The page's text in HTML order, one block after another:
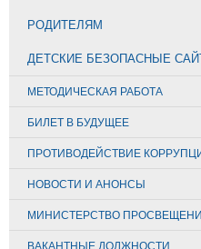
РОДИТЕЛЯМ
ДЕТСКИЕ БЕЗОПАСНЫЕ
МЕТОДИЧЕСКАЯ РАБОТА
БИЛЕТ В БУДУЩЕЕ
ПРОТИВОДЕЙСТВИЕ
НОВОСТИ И АНОНСЫ
МИНИСТЕРСТВО
ВАКАНТНЫЕ ДОЛЖНОСТИ